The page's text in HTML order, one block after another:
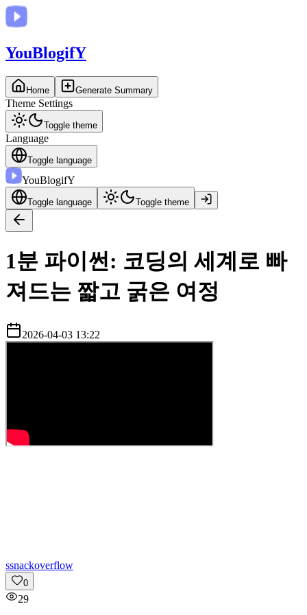
YouBlogifY
Home Generate Summary
Theme Settings
Toggle theme
Language
Toggle language
YouBlogifY
Toggle language Toggle theme
1분 파이썬: 코딩의 세계로 빠
져드는 짧고 굵은 여정
2026-04-03 13:22
ssnackoverflow
0
29